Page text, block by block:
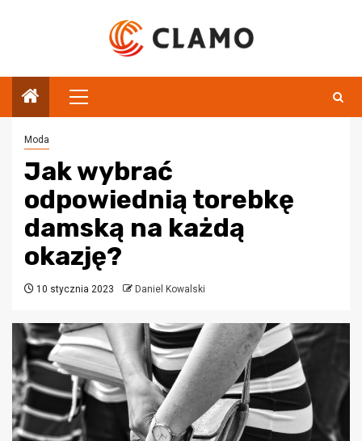
Menu
główne
Moda
Jak wybrać
odpowiednią torebkę
damską na każdą
okazję?
10 stycznia 2023 Daniel Kowalski